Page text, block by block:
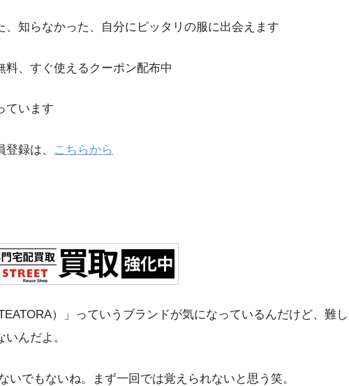
、知らなかった、自分にピッタリの服に出会えます
、すぐ使えるクーポン配布中
ています
録は、 こちらから
）」っていうブランドが気になっているんだけど、難し
んだよ。
いでもないね。まず一回では覚えられないと思う笑。